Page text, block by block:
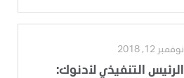
نوفمبر 12, 2018
الرئيس التنفيذي لأدنوك: